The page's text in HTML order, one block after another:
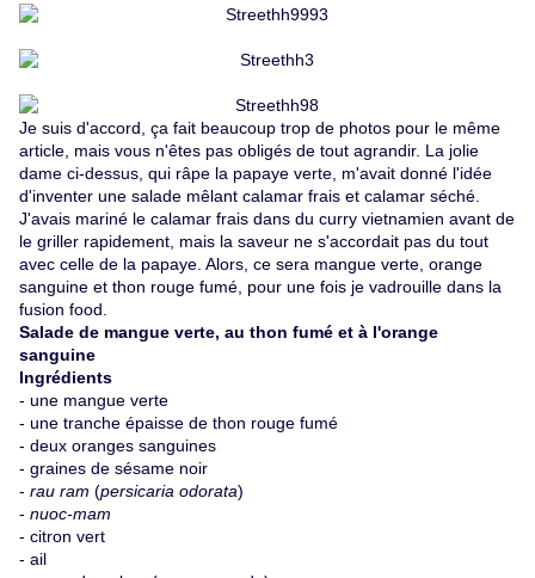
Je suis d'accord, ça fait beaucoup trop de photos pour le même
article, mais vous n'êtes pas obligés de tout agrandir. La jolie
dame ci-dessus, qui râpe la papaye verte, m'avait donné l'idée
d'inventer une salade mêlant calamar frais et calamar séché.
J'avais mariné le calamar frais dans du curry vietnamien avant de
le griller rapidement, mais la saveur ne s'accordait pas du tout
avec celle de la papaye. Alors, ce sera mangue verte, orange
sanguine et thon rouge fumé, pour une fois je vadrouille dans la
fusion food.
Salade de mangue verte, au thon fumé et à l'orange
sanguine
Ingrédients
- une mangue verte
- une tranche épaisse de thon rouge fumé
- deux oranges sanguines
- graines de sésame noir
- rau ram (persicaria odorata)
- nuoc-mam
- citron vert
- ail